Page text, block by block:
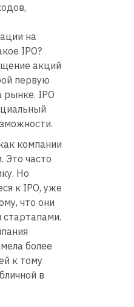
на
IPO?
акций
первую
рынке. IPO
компании
Это часто
Но
к IPO, уже
что они
более
к тому
в